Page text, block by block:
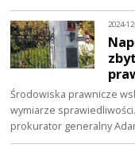
2024-
Środowiska prawnicze
wymiarze
prokurator generalny